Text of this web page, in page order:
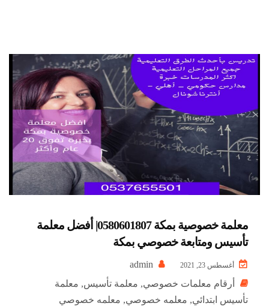
معلمة خصوصية بمكة 0580601807| أفضل معلمة
تأسيس ومتابعة خصوصي بمكة
أغسطس 23, 2021
أرقام معلمات خصوصي, معلمة تأسيس, معلمة
تأسيس ابتدائي, معلمه خصوصي, معلمه خصوصي